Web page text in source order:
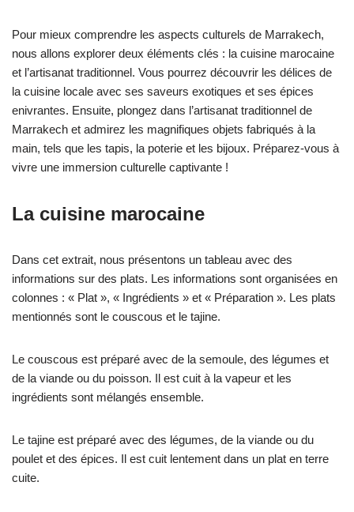
Pour mieux comprendre les aspects culturels de Marrakech,
nous allons explorer deux éléments clés : la cuisine marocaine
et l’artisanat traditionnel. Vous pourrez découvrir les délices de
la cuisine locale avec ses saveurs exotiques et ses épices
enivrantes. Ensuite, plongez dans l’artisanat traditionnel de
Marrakech et admirez les magnifiques objets fabriqués à la
main, tels que les tapis, la poterie et les bijoux. Préparez-vous à
vivre une immersion culturelle captivante !
La cuisine marocaine
Dans cet extrait, nous présentons un tableau avec des
informations sur des plats. Les informations sont organisées en
colonnes : « Plat », « Ingrédients » et « Préparation ». Les plats
mentionnés sont le couscous et le tajine.
Le couscous est préparé avec de la semoule, des légumes et
de la viande ou du poisson. Il est cuit à la vapeur et les
ingrédients sont mélangés ensemble.
Le tajine est préparé avec des légumes, de la viande ou du
poulet et des épices. Il est cuit lentement dans un plat en terre
cuite.